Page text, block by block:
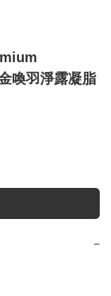
喚羽淨露凝脂
−